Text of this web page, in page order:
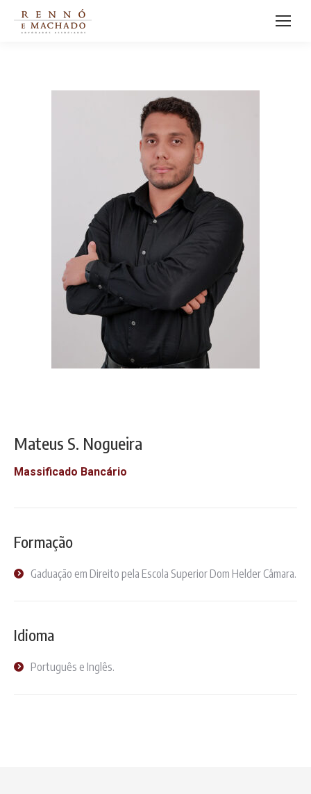
Mateus S. Nogueira
Massificado Bancário
Formação
Gaduação em Direito pela Escola Superior Dom Helder Câmara.
Idioma
Português e Inglês.